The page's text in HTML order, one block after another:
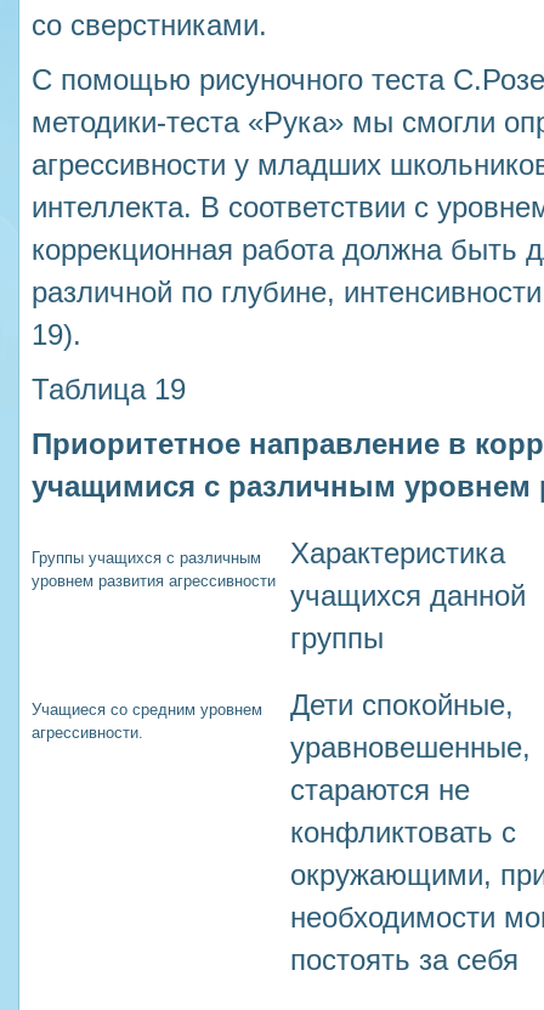
со сверстниками.
С помощью рисуночного теста
методики-теста «Рука» мы смогли
агрессивности у младших
интеллекта. В соответствии с
коррекционная работа должна быть
различной по глубине,
19).
Таблица 19
Приоритетное направление в
учащимися с различным уровнем
Группы учащихся с различным
уровнем развития агрессивности
Характеристика
учащихся данной
группы
Учащиеся со средним уровнем
агрессивности.
Дети спокойные,
уравновешенные,
стараются не
конфликтовать с
окружающими,
необходимости
постоять за себя